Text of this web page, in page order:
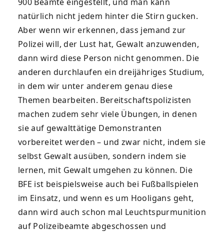
natürlich nicht jedem hinter die Stirn gucken.
Aber wenn wir erkennen, dass jemand zur
Polizei will, der Lust hat, Gewalt anzuwenden,
dann wird diese Person nicht genommen. Die
anderen durchlaufen ein dreijähriges Studium,
in dem wir unter anderem genau diese
Themen bearbeiten. Bereitschaftspolizisten
machen zudem sehr viele Übungen, in denen
sie auf gewalttätige Demonstranten
vorbereitet werden – und zwar nicht, indem sie
selbst Gewalt ausüben, sondern indem sie
lernen, mit Gewalt umgehen zu können. Die
BFE ist beispielsweise auch bei Fußballspielen
im Einsatz, und wenn es um Hooligans geht,
dann wird auch schon mal Leuchtspurmunition
auf Polizeibeamte abgeschossen und